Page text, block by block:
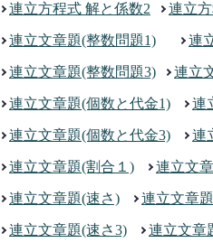
連立方程式 解と係数2 連立
連立文章題(整数問題1) 連
連立文章題(整数問題3) 連立
連立文章題(個数と代金1) 連
連立文章題(個数と代金3) 連
連立文章題(割合１) 連立文
連立文章題(速さ) 連立文章
連立文章題(速さ3) 連立文章